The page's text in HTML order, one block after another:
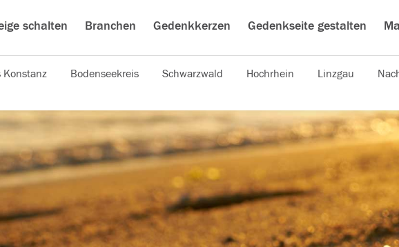
schalten Branchen Gedenkkerzen Gedenkseite gestalten
Konstanz Bodenseekreis Schwarzwald Hochrhein Linzgau